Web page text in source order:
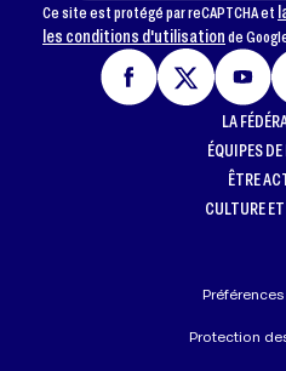
Ce site est protégé par reCAPTCHA et
les conditions d'utilisationde
LA
ÉQUIPES
ÊTRE
CULTURE
Protection